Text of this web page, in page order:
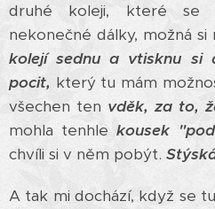
druhé koleji, které se
nekonečné dálky, možná si
kolejí sednu a vtisknu si
pocit, který tu mám
všechen ten vděk, za to,
mohla tenhlekousek
chvíli si v něm pobýt.
A tak mi dochází, když se